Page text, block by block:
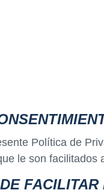
Política de
le son facilitados
FACILITAR